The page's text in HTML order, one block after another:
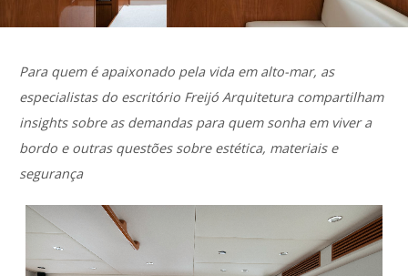
Para quem é apaixonado pela vida em alto-mar, as
especialistas do escritório Freijó Arquitetura compartilham
insights sobre as demandas para quem sonha em viver a
bordo e outras questões sobre estética, materiais e
segurança